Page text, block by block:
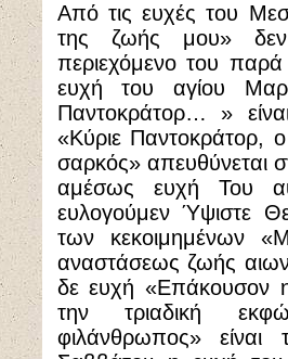
Από τις ευχές του
της ζωής μου»
περιεχόμενο του
ευχή του αγίου
Παντοκράτορ… »
«Κύριε
σαρκός» απευθύνεται
αμέσως ευχή Του
ευλογούμεν Ύψιστε
των κεκοιμημένων
αναστάσεως ζωής
δε ευχή «Επάκουσον
την τριαδική
φιλάνθρωπος» είναι